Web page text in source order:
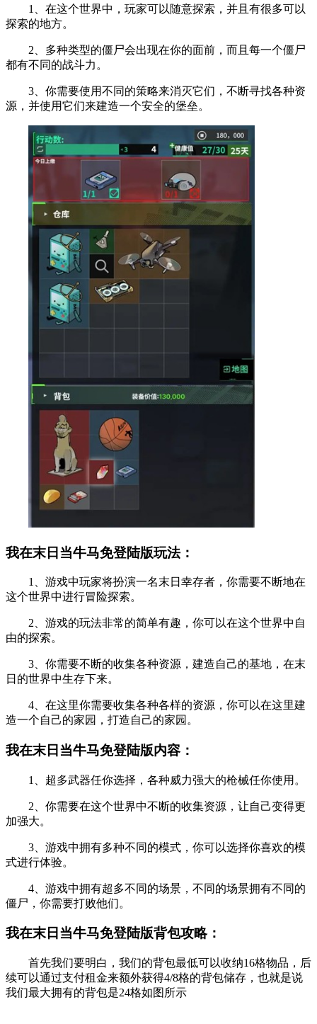
1、在这个世界中，玩家可以随意探索，并且有很多可以
探索的地方。
2、多种类型的僵尸会出现在你的面前，而且每一个僵尸
都有不同的战斗力。
3、你需要使用不同的策略来消灭它们，不断寻找各种资
源，并使用它们来建造一个安全的堡垒。
我在末日当牛马免登陆版玩法：
1、游戏中玩家将扮演一名末日幸存者，你需要不断地在
这个世界中进行冒险探索。
2、游戏的玩法非常的简单有趣，你可以在这个世界中自
由的探索。
3、你需要不断的收集各种资源，建造自己的基地，在末
日的世界中生存下来。
4、在这里你需要收集各种各样的资源，你可以在这里建
造一个自己的家园，打造自己的家园。
我在末日当牛马免登陆版内容：
1、超多武器任你选择，各种威力强大的枪械任你使用。
2、你需要在这个世界中不断的收集资源，让自己变得更
加强大。
3、游戏中拥有多种不同的模式，你可以选择你喜欢的模
式进行体验。
4、游戏中拥有超多不同的场景，不同的场景拥有不同的
僵尸，你需要打败他们。
我在末日当牛马免登陆版背包攻略：
首先我们要明白，我们的背包最低可以收纳16格物品，后
续可以通过支付租金来额外获得4/8格的背包储存，也就是说
我们最大拥有的背包是24格如图所示